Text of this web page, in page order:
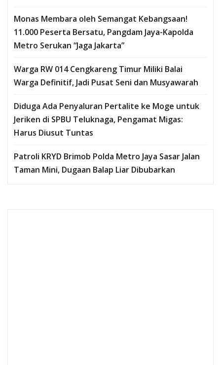
Monas Membara oleh Semangat Kebangsaan!
11.000 Peserta Bersatu, Pangdam Jaya-Kapolda
Metro Serukan “Jaga Jakarta”
Warga RW 014 Cengkareng Timur Miliki Balai
Warga Definitif, Jadi Pusat Seni dan Musyawarah
Diduga Ada Penyaluran Pertalite ke Moge untuk
Jeriken di SPBU Teluknaga, Pengamat Migas:
Harus Diusut Tuntas
Patroli KRYD Brimob Polda Metro Jaya Sasar Jalan
Taman Mini, Dugaan Balap Liar Dibubarkan